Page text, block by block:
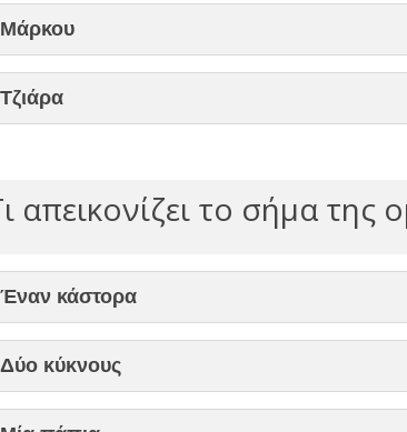
Μάρκου
Τζιάρα
απεικονίζει το σήμα της
Έναν κάστορα
Δύο κύκνους